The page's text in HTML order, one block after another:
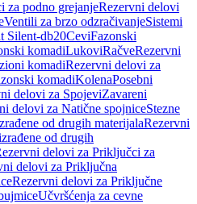
za podno grejanjeRezervni delovi
Ventili za brzo odzračivanjeSistemi
Silent-db20CeviFazonski
komadiLukoviRačveRezervni
komadiRezervni delovi za
komadiKolenaPosebni
delovi za SpojeviZavareni
delovi za Natične spojniceStezne
od drugih materijalaRezervni
od drugih
delovi za Priključci za
delovi za Priključna
Rezervni delovi za Priključne
Učvršćenja za cevne